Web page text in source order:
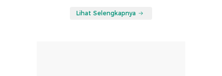
Lihat Selengkapnya